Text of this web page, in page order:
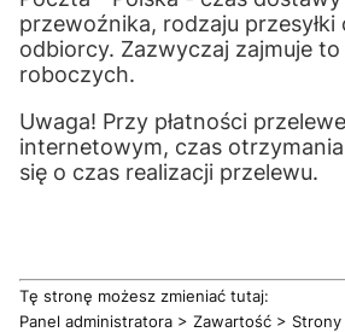
przewoźnika, rodzaju przesyłki
odbiorcy. Zazwyczaj zajmuje
roboczych.
Uwaga! Przy płatności
internetowym, czas otrzymania
się o czas realizacji przelewu.
Tę stronę możesz zmieniać tutaj:
Panel administratora > Zawartość >